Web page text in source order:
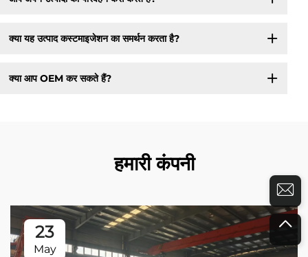
क्या यह उत्पाद कस्टमाइजेशन का समर्थन करता है?
क्या आप OEM कर सकते हैं?
हमारी कंपनी
23
May